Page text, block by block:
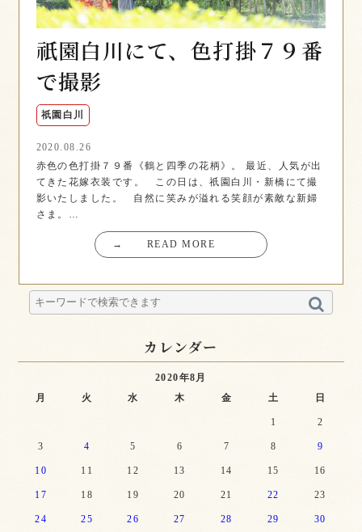
祇園白川にて、色打掛７９番
で撮影
祇園白川
2020.08.26
赤色の色打掛７９番《鶴と四季の花柄》。 最近、人気が出
てきた花嫁衣装です。 この日は、祇園白川・新橋にて撮
影いたしました。 自然に笑みが溢れる笑顔が素敵な新婦
さま。…
→ READ MORE
カレンダー
2020年8月
月
火 水 木 金 土 日
1 2
3 4 5 6 7 8 9
10 11 12 13 14 15 16
17 18 19 20 21 22 23
24 25 26 27 28 29 30